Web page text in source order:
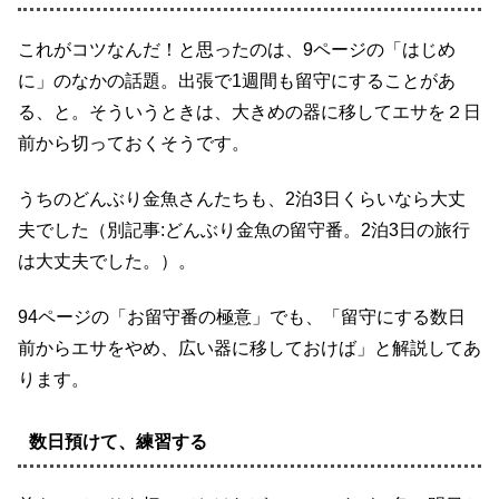
これがコツなんだ！と思ったのは、9ページの「はじめ
に」のなかの話題。出張で1週間も留守にすることがあ
る、と。そういうときは、大きめの器に移してエサを２日
前から切っておくそうです。
うちのどんぶり金魚さんたちも、2泊3日くらいなら大丈
夫でした（別記事:どんぶり金魚の留守番。2泊3日の旅行
は大丈夫でした。）。
94ページの「お留守番の極意」でも、「留守にする数日
前からエサをやめ、広い器に移しておけば」と解説してあ
ります。
数日預けて、練習する